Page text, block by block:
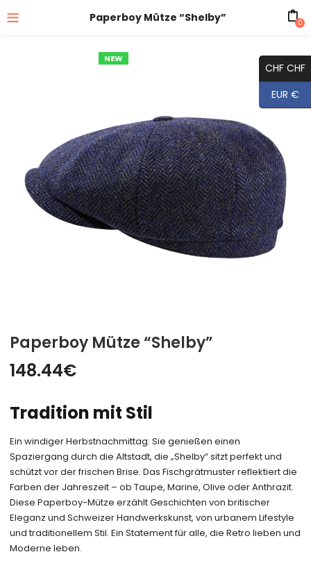
Paperboy Mütze “Shelby” 0
NEW
Paperboy Mütze “Shelby”
148.44€
Tradition mit Stil
Ein windiger Herbstnachmittag: Sie genießen einen
Spaziergang durch die Altstadt, die „Shelby“ sitzt perfekt und
schützt vor der frischen Brise. Das Fischgrätmuster reflektiert die
Farben der Jahreszeit – ob Taupe, Marine, Olive oder Anthrazit.
Diese Paperboy-Mütze erzählt Geschichten von britischer
Eleganz und Schweizer Handwerkskunst, von urbanem Lifestyle
und traditionellem Stil. Ein Statement für alle, die Retro lieben und
Moderne leben.
CHF CHF
EUR €